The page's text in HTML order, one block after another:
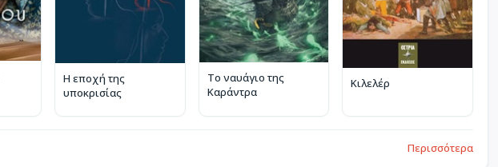
Η εποχή της
υποκρισίας
Το ναυάγιο της
Καράντρα
Κιλελέρ
Περισσότερα